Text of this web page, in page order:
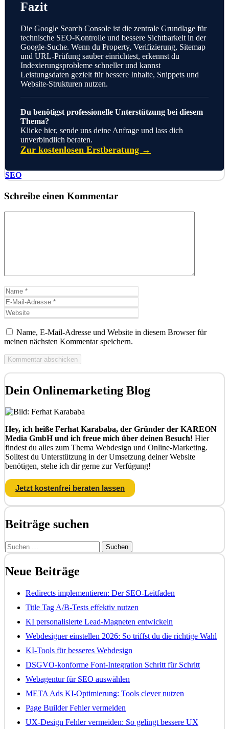
Fazit
Die Google Search Console ist die zentrale Grundlage für
technische SEO-Kontrolle und bessere Sichtbarkeit in der
Google-Suche. Wenn du Property, Verifizierung, Sitemap
und URL-Prüfung sauber einrichtest, erkennst du
Indexierungsprobleme schneller und kannst
Leistungsdaten gezielt für bessere Inhalte, Snippets und
Website-Strukturen nutzen.
Du benötigst professionelle Unterstützung bei diesem
Thema?
Klicke hier, sende uns deine Anfrage und lass dich
unverbindlich beraten.
Zur kostenlosen Erstberatung →
Kategorien
SEO
Schreibe einen Kommentar
Name
Name, E-Mail-Adresse und Website in diesem Browser für
meinen nächsten Kommentar speichern.
Dein Onlinemarketing Blog
Hey, ich heiße Ferhat Karababa, der Gründer der KAREON
Media GmbH und ich freue mich über deinen Besuch! Hier
findest du alles zum Thema Webdesign und Online-Marketing.
Solltest du Unterstützung in der Umsetzung deiner Website
benötigen, stehe ich dir gerne zur Verfügung!
Jetzt kostenfrei beraten lassen
Beiträge suchen
Suchen
nach:
Neue Beiträge
Redirects implementieren: Der SEO-Leitfaden
Title Tag A/B-Tests effektiv nutzen
KI personalisierte Lead-Magneten entwickeln
Webdesigner einstellen 2026: So triffst du die richtige Wahl
KI-Tools für besseres Webdesign
DSGVO-konforme Font-Integration Schritt für Schritt
Webagentur für SEO auswählen
META Ads KI-Optimierung: Tools clever nutzen
Page Builder Fehler vermeiden
UX-Design Fehler vermeiden: So gelingt bessere UX